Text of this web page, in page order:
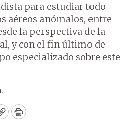
para estudiar todo
aéreos anómalos, entre
la perspectiva de la
y con el fin último de
especializado sobre este
CopyPrint